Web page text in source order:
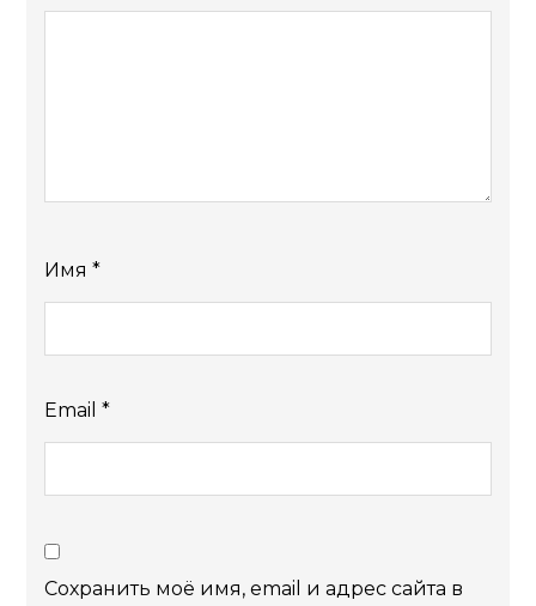
Имя*
Email*
Сохранить моё имя, email и адрес сайта в